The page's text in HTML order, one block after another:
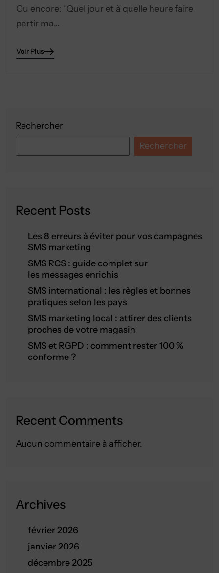
Rechercher
Rechercher
Recent Posts
Les 8 erreurs à éviter pour vos campagnes
SMS marketing
SMS RCS : guide complet sur
les messages enrichis
SMS international : les règles et bonnes
pratiques selon les pays
SMS marketing local : attirer des clients
proches de votre magasin
SMS et RGPD : comment rester 100 %
conforme ?
Recent Comments
Aucun commentaire à afficher.
Archives
février 2026
janvier 2026
décembre 2025
Ou encore: “Quel jour et à quelle heure faire
partir ma…
Voir Plus